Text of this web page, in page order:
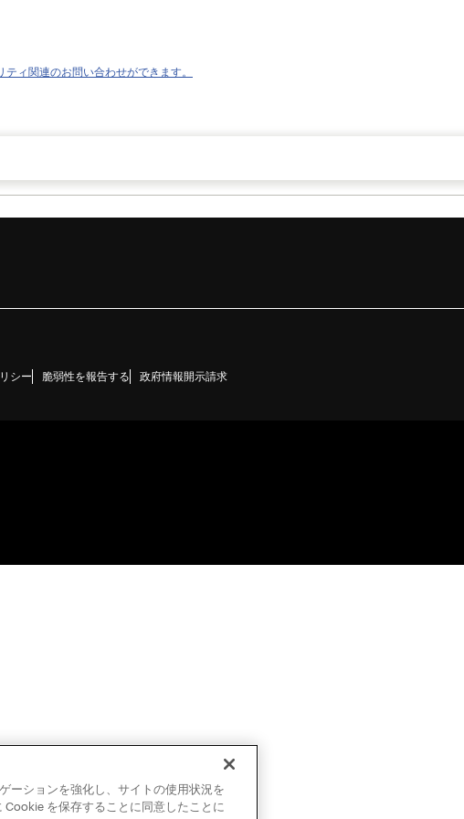
ィ関連のお問い合わせができます。
シー 脆弱性を報告する 政府情報開示請求
ーションを強化し、サイトの使用状況を
を保存することに同意したことに